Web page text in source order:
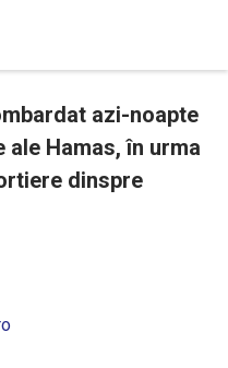
azi-noapte
Hamas, în urma
dinspre